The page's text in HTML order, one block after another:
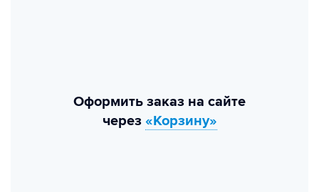
Оформить заказ на сайте
через «Корзину»